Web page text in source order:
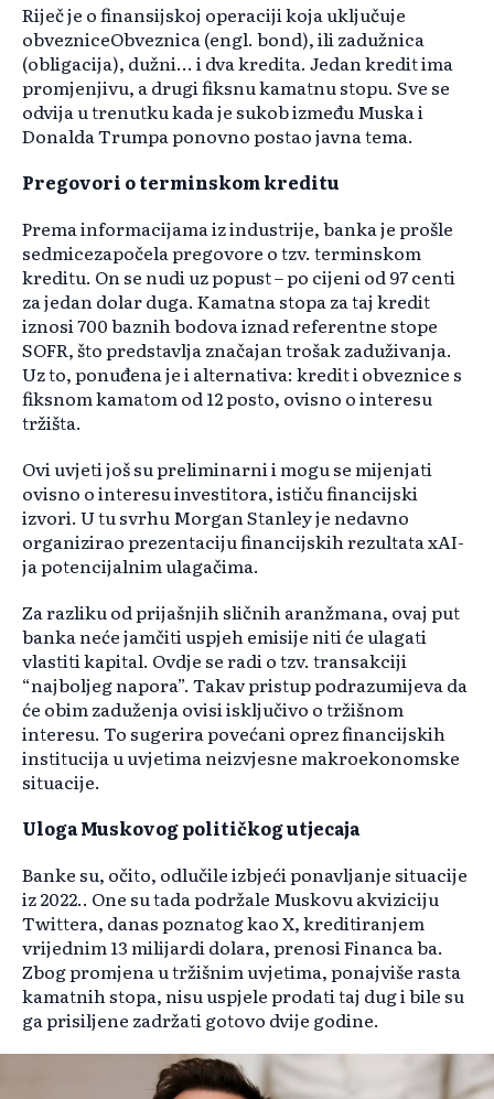
Riječ je o finansijskoj operaciji koja uključuje
obvezniceObveznica (engl. bond), ili zadužnica
(obligacija), dužni... i dva kredita. Jedan kredit ima
promjenjivu, a drugi fiksnu kamatnu stopu. Sve se
odvija u trenutku kada je sukob između Muska i
Donalda Trumpa ponovno postao javna tema.
Pregovori o terminskom kreditu
Prema informacijama iz industrije, banka je prošle
sedmicezapočela pregovore o tzv. terminskom
kreditu. On se nudi uz popust – po cijeni od 97 centi
za jedan dolar duga. Kamatna stopa za taj kredit
iznosi 700 baznih bodova iznad referentne stope
SOFR, što predstavlja značajan trošak zaduživanja.
Uz to, ponuđena je i alternativa: kredit i obveznice s
fiksnom kamatom od 12 posto, ovisno o interesu
tržišta.
Ovi uvjeti još su preliminarni i mogu se mijenjati
ovisno o interesu investitora, ističu financijski
izvori. U tu svrhu Morgan Stanley je nedavno
organizirao prezentaciju financijskih rezultata xAI-
ja potencijalnim ulagačima.
Za razliku od prijašnjih sličnih aranžmana, ovaj put
banka neće jamčiti uspjeh emisije niti će ulagati
vlastiti kapital. Ovdje se radi o tzv. transakciji
“najboljeg napora”. Takav pristup podrazumijeva da
će obim zaduženja ovisi isključivo o tržišnom
interesu. To sugerira povećani oprez financijskih
institucija u uvjetima neizvjesne makroekonomske
situacije.
Uloga Muskovog političkog utjecaja
Banke su, očito, odlučile izbjeći ponavljanje situacije
iz 2022.. One su tada podržale Muskovu akviziciju
Twittera, danas poznatog kao X, kreditiranjem
vrijednim 13 milijardi dolara, prenosi Financa ba.
Zbog promjena u tržišnim uvjetima, ponajviše rasta
kamatnih stopa, nisu uspjele prodati taj dug i bile su
ga prisiljene zadržati gotovo dvije godine.